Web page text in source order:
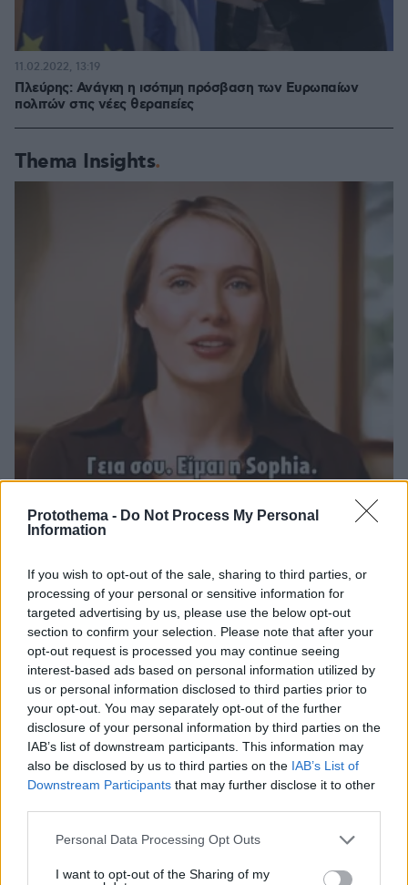
Protothema - Do Not Process My Personal
Information
If you wish to opt-out of the sale, sharing to third parties, or
processing of your personal or sensitive information for
targeted advertising by us, please use the below opt-out
section to confirm your selection. Please note that after your
opt-out request is processed you may continue seeing
interest-based ads based on personal information utilized by
us or personal information disclosed to third parties prior to
your opt-out. You may separately opt-out of the further
disclosure of your personal information by third parties on the
IAB’s list of downstream participants. This information may
also be disclosed by us to third parties on the IAB’s List of
Downstream Participants that may further disclose it to other
Please note that this website/app uses one or more Google
not limited to your visit or usage behaviour. You may click to
Personal Data Processing Opt Outs
I want to opt-out of the Sharing of my
Πλεύρης: Ανάγκη η ισότιμη πρόσβαση των Ευρωπαίων
πολιτών στις νέες θεραπείες
11.02.2022, 13:19
Thema Insights
Το DEI College παρουσιάζει τη Sophia. Την πρώτη 24/7
βοηθό AI που αλλάζει τον τρόπο με τον οποίο μαθαίνουν οι
φοιτητές
30.07.2026, 09:33
Η Smart φοιτητική κατοικία στην καρδιά της Αθήνας
03.08.2026, 10:56
Διασκεδάζουμε υπεύθυνα, επιστρέφουμε με ασφάλεια
29.07.2026, 09:39